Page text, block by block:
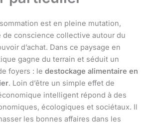
est en pleine mutation,
de conscience collective autour du
d’achat. Dans ce paysage en
gagne du terrain et séduit un
foyers : le destockage alimentaire en
. Loin d’être un simple effet de
intelligent répond à des
écologiques et sociétaux. Il
les bonnes affaires dans les